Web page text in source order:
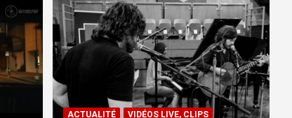
ACTUALITÉ VIDÉOS LIVE, CLIPS